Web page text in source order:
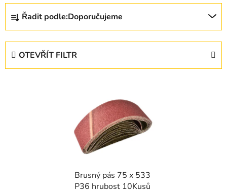
Ř
z
Řadit podle:Doporučujeme
OTEVŘÍT FILTR
Brusný pás 75 x 533
P36 hrubost 10Kusů